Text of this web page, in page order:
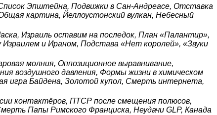
Эпштейна, Подвижки в Сан-Андреасе, Отставка
картина, Йеллоустонский вулкан, Небесный
Израиль оставим на последок, План «Палантир»,
и Ираном, Подстава «Нет королей», «Звуки
молния, Оппозиционное выравнивание,
воздушного давления, Формы жизни в химическом
игра Байдена, Золотой купол, Смерть интернета,
контактёров, ПТСР после смещения полюсов,
Папы Римского Франциска, Неудачи GLP, Канада